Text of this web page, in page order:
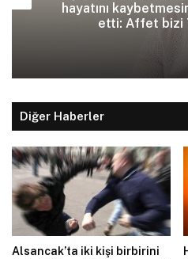
hayatını
etti: Affet bizi
Diğer Haberler
Alsancak’ta iki kişi birbirini